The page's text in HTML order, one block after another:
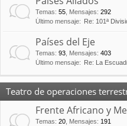
Temas: 55 Mensajes: 292
Último mensaje:
Re: 101ª
Países del Eje
Temas: 93 Mensajes: 403
Último mensaje:
Re: La
Teatro de operaciones
Frente Africano y
Temas: 20 Mensajes: 191